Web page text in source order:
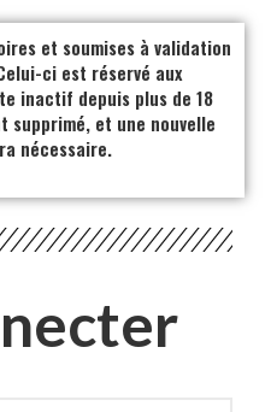
et soumises à validation
ci est réservé aux
inactif depuis plus de 18
supprimé, et une nouvelle
nécessaire.